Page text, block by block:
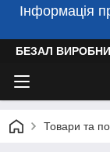
Інформація
БЕЗАЛ
Товари та